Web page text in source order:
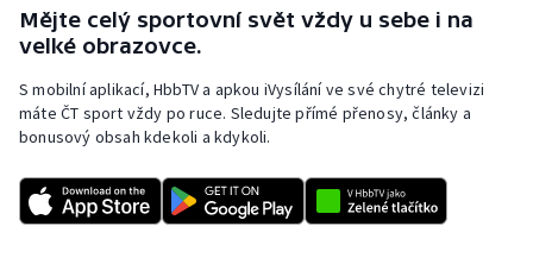
Mějte celý sportovní svět vždy u sebe i na
velké obrazovce.
S mobilní aplikací, HbbTV a apkou iVysílání ve své chytré televizi
máte ČT sport vždy po ruce. Sledujte přímé přenosy, články a
bonusový obsah kdekoli a kdykoli.